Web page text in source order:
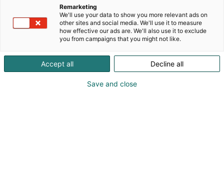
tuotantoaan kehittyviä maatiloja ja koulutus antaa
tähän valmiuksia.
Remarketing
We'll use your data to show you more relevant ads on
other sites and social media. We'll use it to measure
how effective our ads are. We'll also use it to exclude
you from campaigns that you might not like.
Accept all Decline all
Save and close